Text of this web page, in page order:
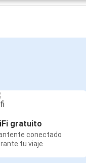
gratuito
conectado
tu viaje